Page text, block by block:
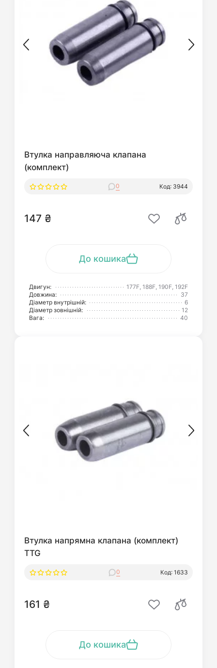
Втулка направляюча клапана
(комплект)
0 Код: 3944
147 ₴
До кошика
Двигун:
177F, 188F, 190F, 192F
Довжина:
37
Діаметр внутрішній:
6
Діаметр зовнішній:
12
Вага:
40
Втулка напрямна клапана (комплект)
TTG
0 Код: 1633
161 ₴
До кошика